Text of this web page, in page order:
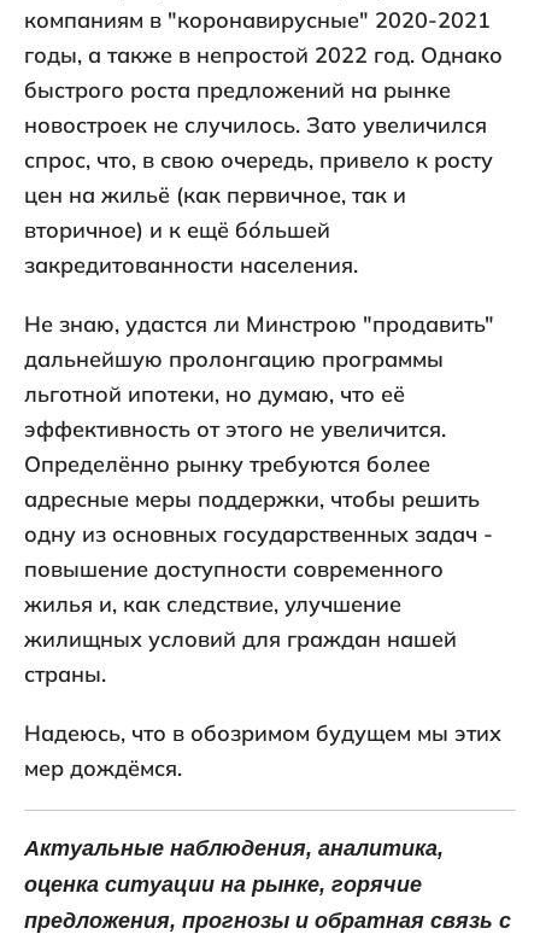
компаниям в "коронавирусные" 2020-2021
годы, а также в непростой 2022 год. Однако
быстрого роста предложений на рынке
новостроек не случилось. Зато увеличился
спрос, что, в свою очередь, привело к росту
цен на жильё (как первичное, так и
вторичное) и к ещё бо́льшей
закредитованности населения.
Не знаю, удастся ли Минстрою "продавить"
дальнейшую пролонгацию программы
льготной ипотеки, но думаю, что её
эффективность от этого не увеличится.
Определённо рынку требуются более
адресные меры поддержки, чтобы решить
одну из основных государственных задач -
повышение доступности современного
жилья и, как следствие, улучшение
жилищных условий для граждан нашей
страны.
Надеюсь, что в обозримом будущем мы этих
мер дождёмся.
Актуальные наблюдения, аналитика,
оценка ситуации на рынке, горячие
предложения, прогнозы и обратная связь с